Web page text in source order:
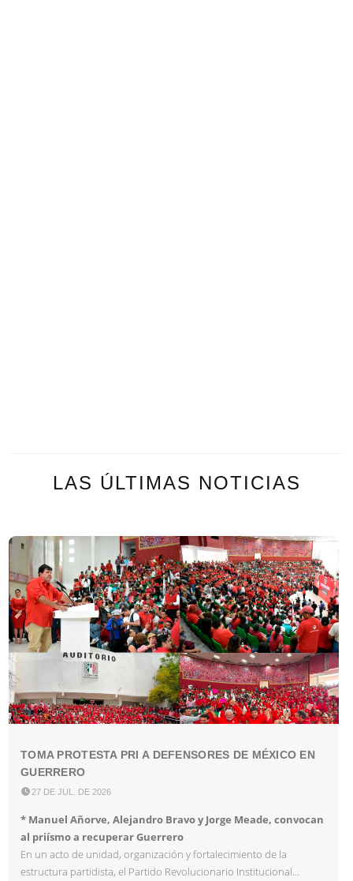
LAS ÚLTIMAS NOTICIAS
TOMA PROTESTA PRI A DEFENSORES DE MÉXICO EN
GUERRERO
 27 DE JUL. DE 2026
* Manuel Añorve, Alejandro Bravo y Jorge Meade, convocan
al priísmo a recuperar Guerrero
En un acto de unidad, organización y fortalecimiento de la
estructura partidista, el Partido Revolucionario Institucional...